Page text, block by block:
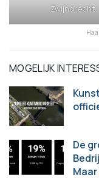
Zwijndrecht
MOGELIJK
De